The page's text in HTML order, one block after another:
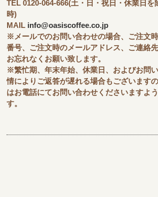
TEL 0120-064-666(土・日・祝日・休業日を
時)
MAIL info@oasiscoffee.co.jp
※メールでのお問い合わせの場合、ご注文
番号、ご注文時のメールアドレス、ご連絡
お忘れなくお願い致します。
※繁忙期、年末年始、休業日、およびお問
情によりご返答が遅れる場合もございます
はお電話にてお問い合わせくださいますよ
す。